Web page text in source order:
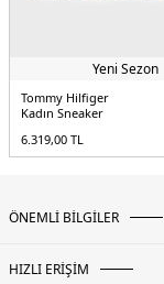
Yeni Sezon
Tommy Hilfiger
Kadın Sneaker
6.319,00 TL
ÖNEMLİ BİLGİLER
HIZLI ERİŞİM